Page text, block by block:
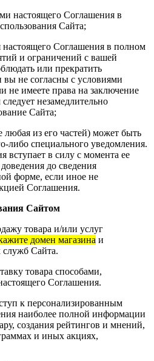
настоящего Соглашения в
Сайта;
Соглашения в полном
и ограничений с вашей
или прекратить
вы не согласны с условиями
не имеете права на заключение
незамедлительно
Сайта;
из его частей) может быть
либо специального уведомления.
вступает в силу с момента ее
до сведения
форме, если иное не
Соглашения.
Сайтом
товара и/или услуг
домен магазина и
Сайта.
товара способами,
Соглашения.
к персонализированным
наиболее полной информации
создания рейтингов и мнений,
и иных акциях,